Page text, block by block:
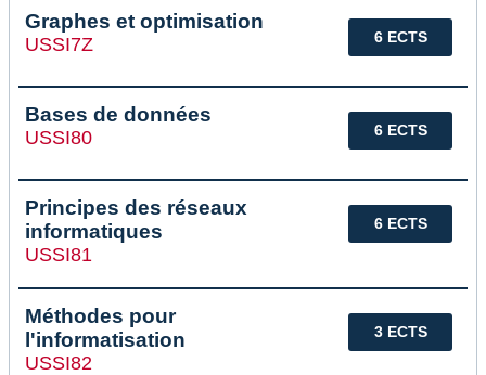
6 ECTS
Graphes et optimisation
USSI7Z
6 ECTS
Bases de données
USSI80
6 ECTS
Principes des réseaux
informatiques
USSI81
3 ECTS
Méthodes pour
l'informatisation
USSI82